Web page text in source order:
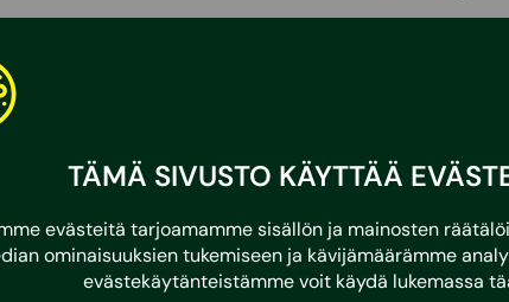
TÄMÄ SIVUSTO KÄYTTÄÄ
evästeitä tarjoamamme sisällön ja mainosten
ominaisuuksien tukemiseen ja kävijämäärämme
evästekäytänteistämme voit käydä lukemassa
Lausunnon
Miten palvelu